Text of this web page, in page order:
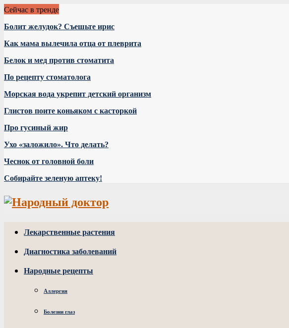
Сейчас в тренде
Болит желудок? Съешьте ирис
Как мама вылечила отца от плеврита
Белок и мед против стоматита
По рецепту стоматолога
Морская вода укрепит детский организм
Глистов поите коньяком с касторкой
Про гусиный жир
Ухо «заложило». Что делать?
Чеснок от головной боли
Собирайте зеленую аптеку!
Лекарственные растения
Диагностика заболеваний
Народные рецепты
Аллергия
Болезни глаз